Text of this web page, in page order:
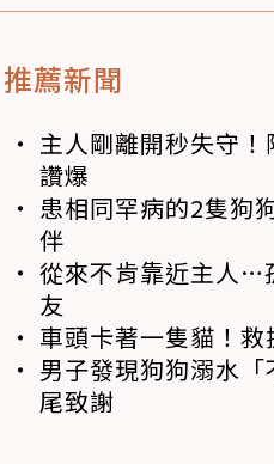
推薦新聞
主人剛離開秒失守
讚爆
患相同罕病的2隻狗
伴
從來不肯靠近主人…
友
車頭卡著一隻貓！救
男子發現狗狗溺水
尾致謝